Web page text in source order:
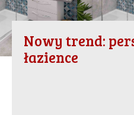
Nowy trend:
łazience